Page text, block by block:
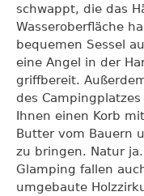
schwappt, die das
Wasseroberfläche
bequemen Sessel
eine Angel in der
griffbereit.
des
Ihnen einen Korb
Butter vom Bauern
zu bringen. Natur
Glamping fallen
umgebaute